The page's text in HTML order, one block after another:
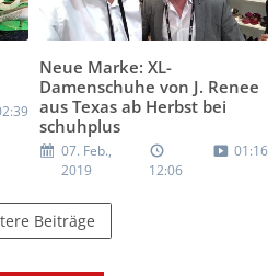
Neue Marke: XL-
Damenschuhe von J. Renee
aus Texas ab Herbst bei
schuhplus
07. Feb.,
2019
12:06
01:16
Beiträge